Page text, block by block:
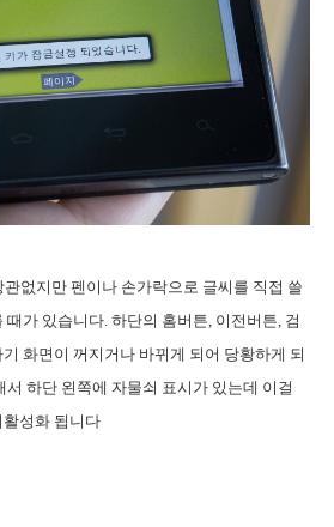
관없지만 펜이나 손가락으로 글씨를 직접 쓸
가 있습니다. 하단의 홈버튼, 이전버튼, 검
화면이 꺼지거나 바뀌게 되어 당황하게 되
서 하단 왼쪽에 자물쇠 표시가 있는데 이걸
성화 됩니다